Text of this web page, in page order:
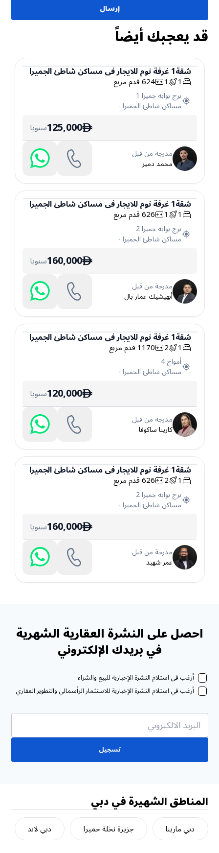
إرسال
قد يعجبك أيضاً
شقة
شقة1غرفة نومللايجارفيمساكن شاطئ الجميرا
1
1
624قدم مربع
برج بوابه جميرا 1
مساكن شاطئ الجميرا-
ê
125,000سنويا
مدرجة من قبل
محمد دمير
شقة
شقة1غرفة نومللايجارفيمساكن شاطئ الجميرا
1
1
626قدم مربع
برج بوابه جميرا 2
مساكن شاطئ الجميرا-
ê
160,000سنويا
مدرجة من قبل
أبهيشيك عمار بال
شقة
شقة1غرفة نومللايجارفيمساكن شاطئ الجميرا
1
2
1170قدم مربع
أمواج 4
مساكن شاطئ الجميرا-
ê
120,000سنويا
مدرجة من قبل
كارينا ساكوفا
شقة
شقة1غرفة نومللايجارفيمساكن شاطئ الجميرا
1
2
626قدم مربع
برج بوابه جميرا 2
مساكن شاطئ الجميرا-
ê
160,000سنويا
مدرجة من قبل
عمر شهيد
احصل على النشرة العقارية الشهرية
في بريدك الإلكتروني
أرغب في استلام النشرة الإخبارية للبيع والشراء
أرغب في استلام النشرة الإخبارية للاستثمار الرأسمالي والتطوير العقاري
تسجيل
المناطق الشهيرة في دبي
دبي مارينا جزيرة نخلة جميرا دبي لاند